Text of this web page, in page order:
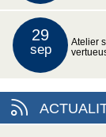
29
sep
Atelier